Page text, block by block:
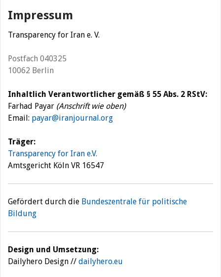
Impressum
Transparency for Iran e. V.
Postfach 040325
10062 Berlin
Inhaltlich Verantwortlicher gemäß § 55 Abs. 2 RStV:
Farhad Payar (Anschrift wie oben)
Email: payar@iranjournal.org
Träger:
Transparency for Iran e.V.
Amtsgericht Köln VR 16547
Gefördert durch die Bundeszentrale für politische
Bildung
Design und Umsetzung:‎
Dailyhero Design // dailyhero.eu